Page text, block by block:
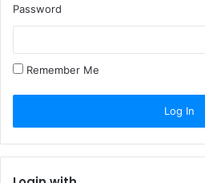
Password
Remember Me